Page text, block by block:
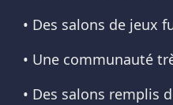
• Des salons de jeux
• Une communauté
• Des salons remplis